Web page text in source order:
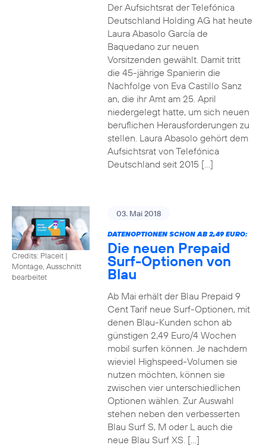
Der Aufsichtsrat der Telefónica
Deutschland Holding AG hat heute
Laura Abasolo García de
Baquedano zur neuen
Vorsitzenden gewählt. Damit tritt
die 45-jährige Spanierin die
Nachfolge von Eva Castillo Sanz
an, die ihr Amt am 25. April
niedergelegt hatte, um sich neuen
beruflichen Herausforderungen zu
stellen. Laura Abasolo gehört dem
Aufsichtsrat von Telefónica
Deutschland seit 2015 […]
Credits: Placeit |
Montage, Ausschnitt
bearbeitet
03. Mai 2018
DATENOPTIONEN SCHON AB 2,49 EURO:
Die neuen Prepaid
Surf-Optionen von
Blau
Ab Mai erhält der Blau Prepaid 9
Cent Tarif neue Surf-Optionen, mit
denen Blau-Kunden schon ab
günstigen 2,49 Euro/4 Wochen
mobil surfen können. Je nachdem
wieviel Highspeed-Volumen sie
nutzen möchten, können sie
zwischen vier unterschiedlichen
Optionen wählen. Zur Auswahl
stehen neben den verbesserten
Blau Surf S, M oder L auch die
neue Blau Surf XS. […]